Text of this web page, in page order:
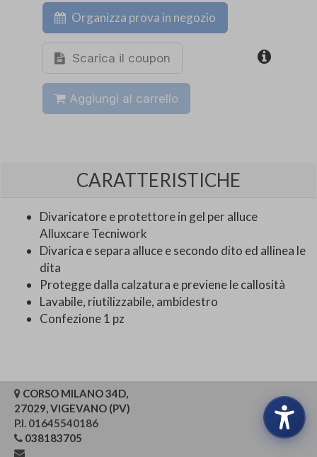
Organizza prova in negozio
Scarica il coupon
Aggiungi al carrello
CARATTERISTICHE
Divaricatore e protettore in gel per alluce
Alluxcare Tecniwork
Divarica e separa alluce e secondo dito ed allinea le
dita
Protegge dalla calzatura e previene le callosità
Lavabile, riutilizzabile, ambidestro
Confezione 1 pz
CORSO MILANO 34D,
27029, VIGEVANO (PV)
P.I. 01645540186
038183705